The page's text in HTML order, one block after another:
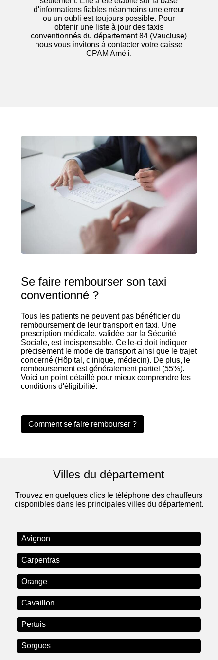
d'informations fiables néanmoins une erreur
ou un oubli est toujours possible. Pour
obtenir une liste à jour des taxis
conventionnés du département 84 (Vaucluse)
nous vous invitons à contacter votre caisse
CPAM Améli.
Se faire rembourser son taxi
conventionné ?
Tous les patients ne peuvent pas bénéficier du
remboursement de leur transport en taxi. Une
prescription médicale, validée par la Sécurité
Sociale, est indispensable. Celle-ci doit indiquer
précisément le mode de transport ainsi que le trajet
concerné (Hôpital, clinique, médecin). De plus, le
remboursement est généralement partiel (55%).
Voici un point détaillé pour mieux comprendre les
conditions d'éligibilité.
Comment se faire rembourser ?
Villes du département
Trouvez en quelques clics le téléphone des chauffeurs
disponibles dans les principales villes du département.
Avignon
Carpentras
Orange
Cavaillon
Pertuis
Sorgues